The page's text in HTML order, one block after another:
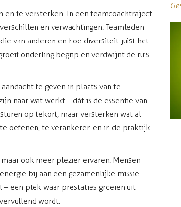
en te versterken. In een teamcoachtraject
en verwachtingen. Teamleden
van anderen en hoe diversiteit juist het
onderling begrip en verdwijnt de ruis
te geven in plaats van te
naar wat werkt – dát is de essentie van
op tekort, maar versterken wat al
oefenen, te verankeren en in de praktijk
ook meer plezier ervaren. Mensen
bij aan een gezamenlijke missie.
– een plek waar prestaties groeien uit
wordt.